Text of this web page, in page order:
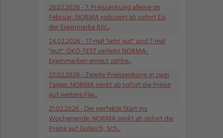
26.02.2026- 7. Preissenkung alleine im
Februar: NORMA reduziert ab sofort Eis
der Eigenmarke RIV...
24.02.2026- 17-mal "sehr gut" und 7-mal
"gut": ÖKO-TEST verleiht NORMA-
Eigenmarken erneut zahlre...
23.02.2026- Zweite Preissenkung in zwei
Tagen: NORMA senkt ab sofort die Preise
auf weitere Flei...
21.02.2026- Der perfekte Start ins
Wochenende: NORMA senkt ab sofort die
Preise auf Gulasch, Sch...